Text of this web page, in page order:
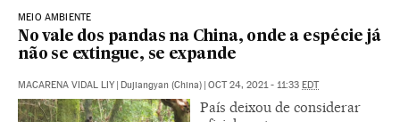
MEIO AMBIENTE
No vale dos pandas na China, onde a espécie já
não se extingue, se expande
MACARENA VIDAL LIY Dujiangyan (China) OCT 24, 2021 - 11:33 EDT
País deixou de considerar